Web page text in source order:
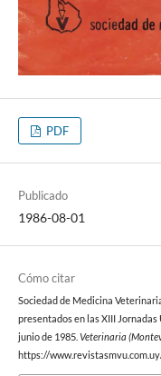
PDF
Publicado
1986-08-01
Cómo citar
Sociedad de Medicina
presentados en las XIII
junio de 1985. Veterinaria
https://